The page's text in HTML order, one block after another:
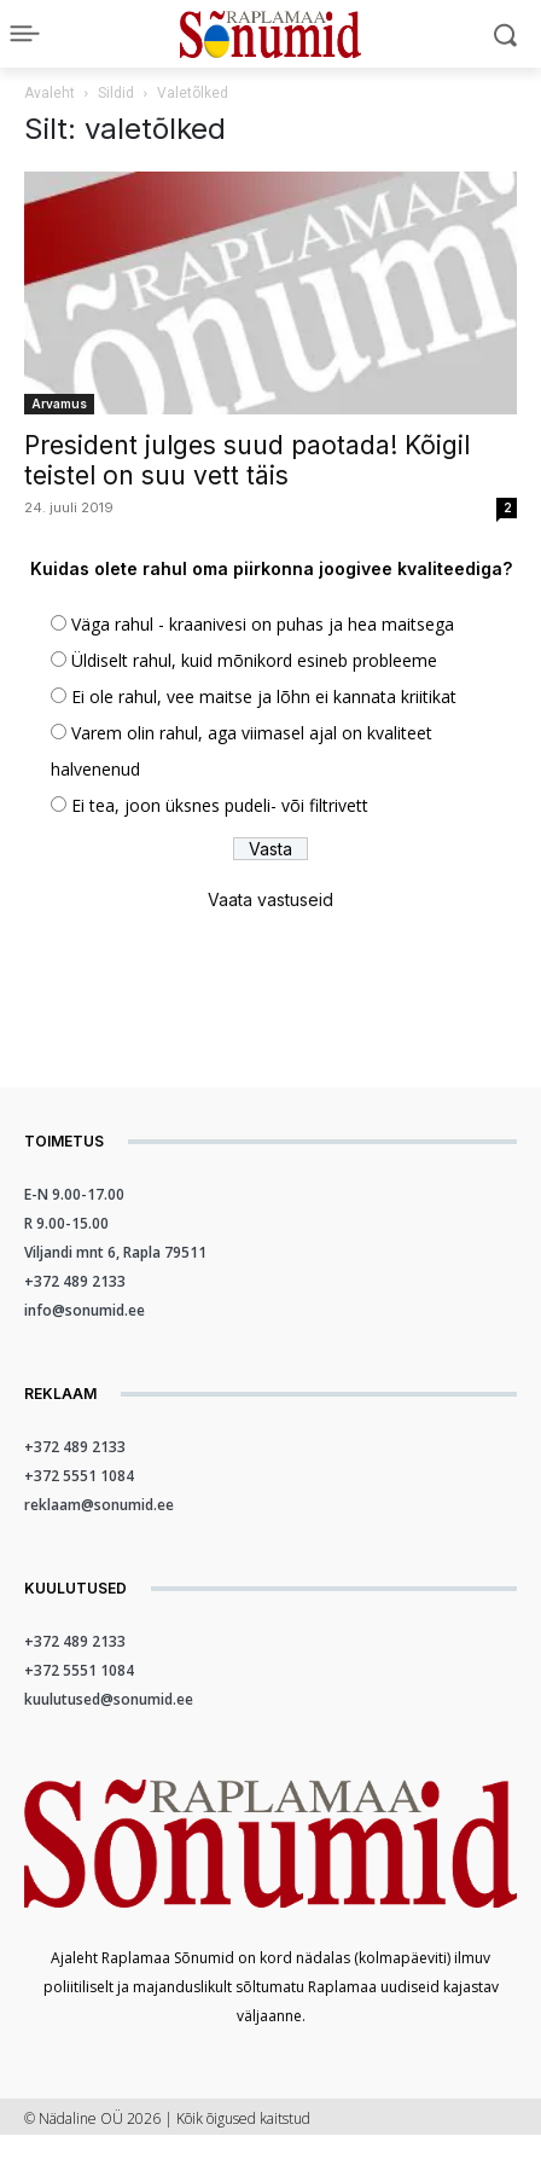
Avaleht Sildid Valetõlked
Silt: valetõlked
Arvamus
President julges suud paotada! Kõigil
teistel on suu vett täis
24. juuli 2019 2
Kuidas olete rahul oma piirkonna joogivee kvaliteediga?
Väga rahul - kraanivesi on puhas ja hea maitsega
Üldiselt rahul, kuid mõnikord esineb probleeme
Ei ole rahul, vee maitse ja lõhn ei kannata kriitikat
Varem olin rahul, aga viimasel ajal on kvaliteet
halvenenud
Ei tea, joon üksnes pudeli- või filtrivett
Vaata vastuseid
TOIMETUS
E-N 9.00-17.00
R 9.00-15.00
Viljandi mnt 6, Rapla 79511
+372 489 2133
info@sonumid.ee
REKLAAM
+372 489 2133
+372 5551 1084
reklaam@sonumid.ee
KUULUTUSED
+372 489 2133
+372 5551 1084
kuulutused@sonumid.ee
Ajaleht Raplamaa Sõnumid on kord nädalas (kolmapäeviti) ilmuv
poliitiliselt ja majanduslikult sõltumatu Raplamaa uudiseid kajastav
väljaanne.
© Nädaline OÜ 2026 | Kõik õigused kaitstud